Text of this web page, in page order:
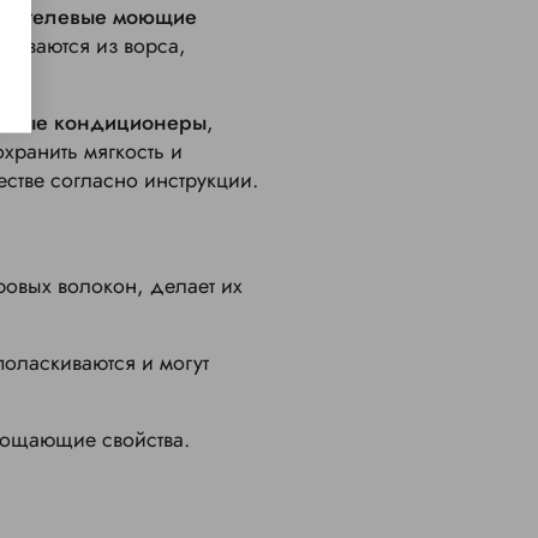
гелевые моющие
из ворса,
кондиционеры,
мягкость и
согласно инструкции.
волокон, делает их
и могут
свойства.